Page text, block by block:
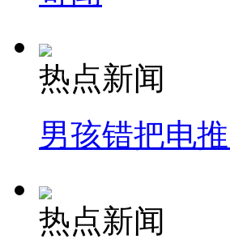
热点新闻
男孩错把电
热点新闻